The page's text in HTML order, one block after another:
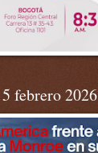
febrero 2026